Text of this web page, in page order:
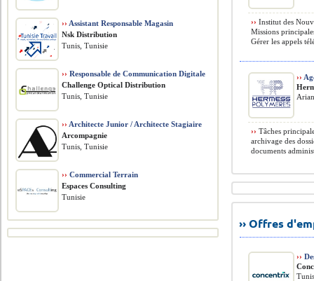
›› Institut des
Missions
Gérer les appels
››
›› Tâches
archivage des
documents
›› Offres
››
›› Assistant Responsable Magasin
Nsk Distribution
Tunis, Tunisie
›› Responsable de Communication Digitale
Challenge Optical Distribution
Tunis, Tunisie
›› Architecte Junior / Architecte Stagiaire
Arcompagnie
Tunis, Tunisie
›› Commercial Terrain
Espaces Consulting
Tunisie